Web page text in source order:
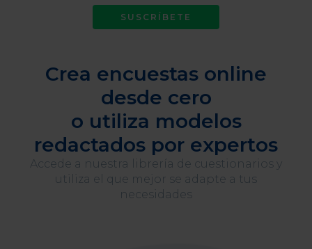
SUSCRÍBETE
Crea encuestas online
desde cero
o utiliza modelos
redactados por expertos
Accede a nuestra librería de cuestionarios y
utiliza el que mejor se adapte a tus
necesidades